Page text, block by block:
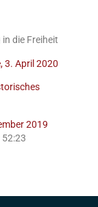
die Freiheit
3. April 2020
2019
52:23